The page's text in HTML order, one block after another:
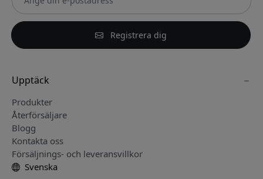
Registrera dig
Upptäck
Produkter
Återförsäljare
Blogg
Kontakta oss
Försäljnings- och leveransvillkor
Svenska